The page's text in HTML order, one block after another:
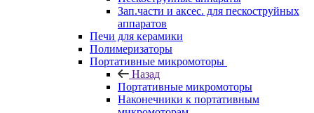
Зап.части и аксес. для пескоструйных
аппаратов
Печи для керамики
Полимеризаторы
Портативные микромоторы
Назад
Портативные микромоторы
Наконечники к портативным